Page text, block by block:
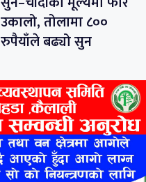
उकालो, तोलामा ८००
रुपैयाँले बढ्यो सुन